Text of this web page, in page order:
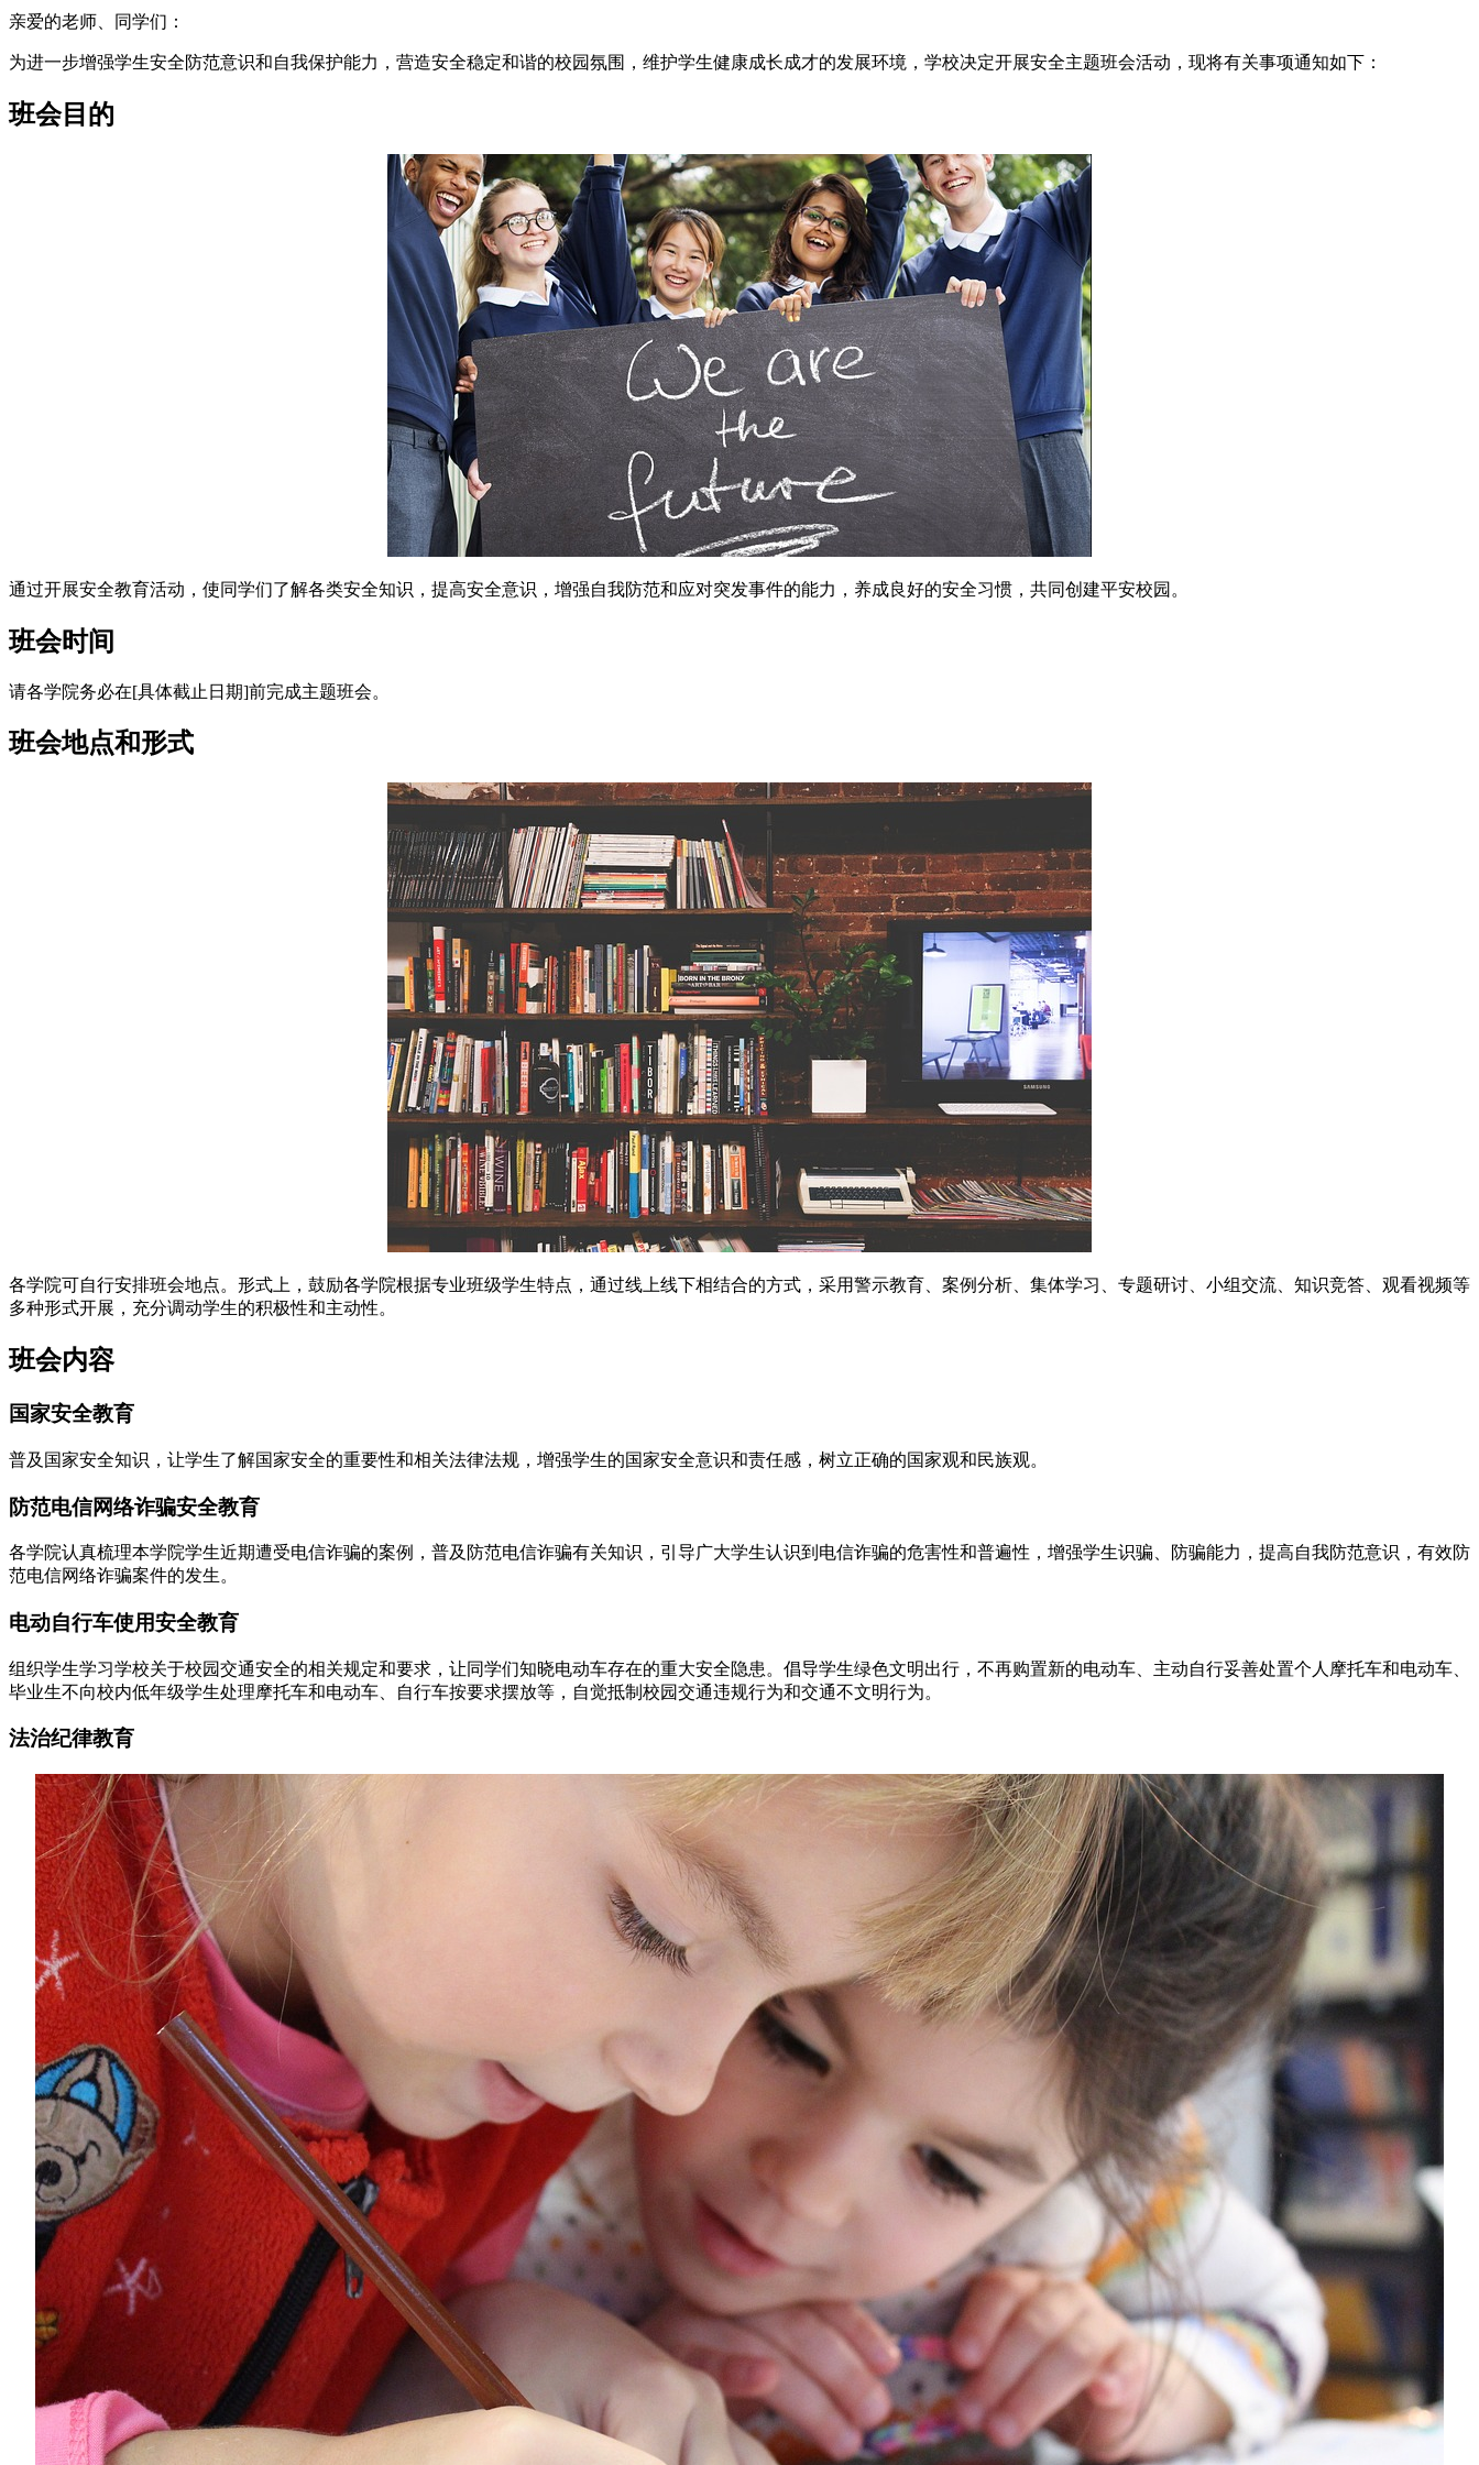
亲爱的老师、同学们：
为进一步增强学生安全防范意识和自我保护能力，营造安全稳定和谐的校园氛围，维护学生健康成长成才的发展环境，学校决定开展安全主题班会活动，现将有关事项通知如下：
班会目的
通过开展安全教育活动，使同学们了解各类安全知识，提高安全意识，增强自我防范和应对突发事件的能力，养成良好的安全习惯，共同创建平安校园。
班会时间
请各学院务必在[具体截止日期]前完成主题班会。
班会地点和形式
各学院可自行安排班会地点。形式上，鼓励各学院根据专业班级学生特点，通过线上线下相结合的方式，采用警示教育、案例分析、集体学习、专题研讨、小组交流、知识竞答、观看视频等
多种形式开展，充分调动学生的积极性和主动性。
班会内容
国家安全教育
普及国家安全知识，让学生了解国家安全的重要性和相关法律法规，增强学生的国家安全意识和责任感，树立正确的国家观和民族观。
防范电信网络诈骗安全教育
各学院认真梳理本学院学生近期遭受电信诈骗的案例，普及防范电信诈骗有关知识，引导广大学生认识到电信诈骗的危害性和普遍性，增强学生识骗、防骗能力，提高自我防范意识，有效防
范电信网络诈骗案件的发生。
电动自行车使用安全教育
组织学生学习学校关于校园交通安全的相关规定和要求，让同学们知晓电动车存在的重大安全隐患。倡导学生绿色文明出行，不再购置新的电动车、主动自行妥善处置个人摩托车和电动车、
毕业生不向校内低年级学生处理摩托车和电动车、自行车按要求摆放等，自觉抵制校园交通违规行为和交通不文明行为。
法治纪律教育